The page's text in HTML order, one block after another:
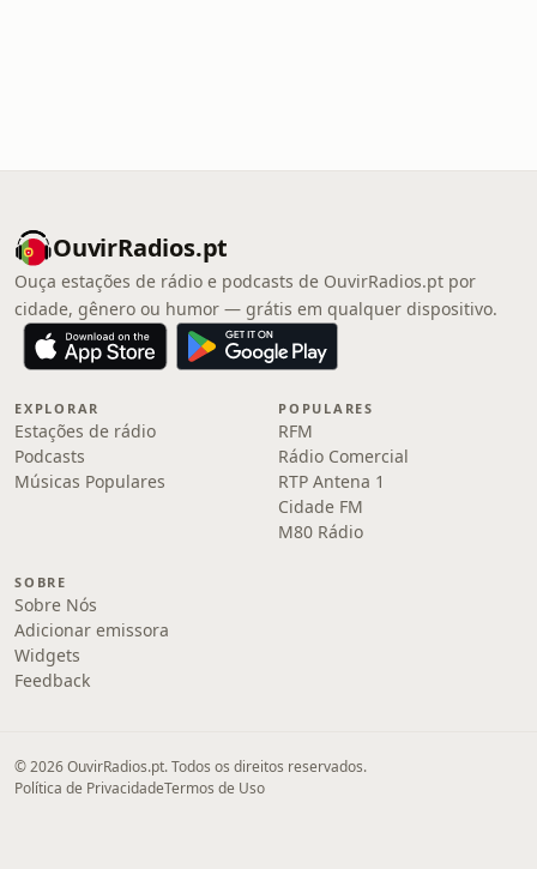
OuvirRadios.pt
Ouça estações de rádio e podcasts de OuvirRadios.pt por
cidade, gênero ou humor — grátis em qualquer dispositivo.
EXPLORAR
Estações de rádio
Podcasts
Músicas Populares
POPULARES
RFM
Rádio Comercial
RTP Antena 1
Cidade FM
M80 Rádio
SOBRE
Sobre Nós
Adicionar emissora
Widgets
Feedback
© 2026 OuvirRadios.pt. Todos os direitos reservados.
Política de PrivacidadeTermos de Uso